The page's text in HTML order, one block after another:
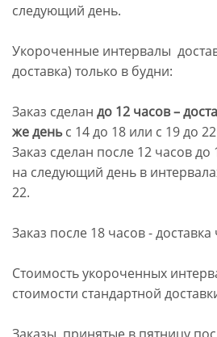
следующий день.
Укороченные интервалы
доставка) только в будни:
Заказ сделан до 12 часов –
же день с 14 до 18 или с 19 до
Заказ сделан после 12 часов до
на следующий день в
22.
Заказ после 18 часов - доставка
Стоимость укороченных
стоимости стандартной